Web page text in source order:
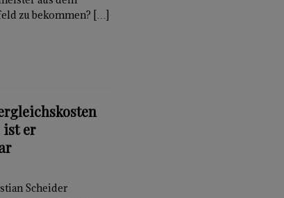
zu bekommen? […]
ist er
Scheider